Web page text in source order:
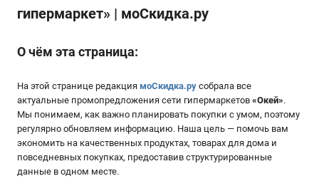
гипермаркет» | моСкидка.ру
О чём эта страница:
На этой странице редакция моСкидка.ру собрала все
актуальные промопредложения сети гипермаркетов «Окей».
Мы понимаем, как важно планировать покупки с умом, поэтому
регулярно обновляем информацию. Наша цель — помочь вам
экономить на качественных продуктах, товарах для дома и
повседневных покупках, предоставив структурированные
данные в одном месте.